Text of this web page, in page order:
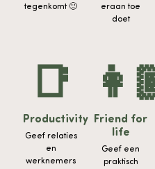
tegenkomt 🙂
eraan toe
doet
📑
Productivity
Geef relaties
en
werknemers
Friend for
life
Geef een
praktisch